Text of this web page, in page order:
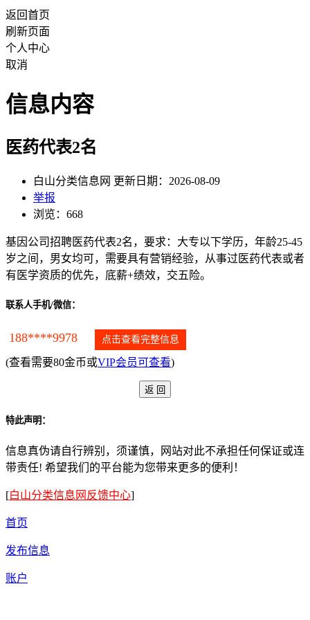
返回首页
刷新页面
个人中心
取消
信息内容
医药代表2名
白山分类信息网 更新日期：2026-08-09
举报
浏览：668
基因公司招聘医药代表2名，要求：大专以下学历，年龄25-45
岁之间，男女均可，需要具有营销经验，从事过医药代表或者
有医学资质的优先，底薪+绩效，交五险。
联系人手机/微信：
188****9978 点击查看完整信息
(查看需要80金币或VIP会员可查看)
特此声明：
信息真伪请自行辨别，须谨慎，网站对此不承担任何保证或连
带责任! 希望我们的平台能为您带来更多的便利！
[白山分类信息网反馈中心]
首页
发布信息
账户